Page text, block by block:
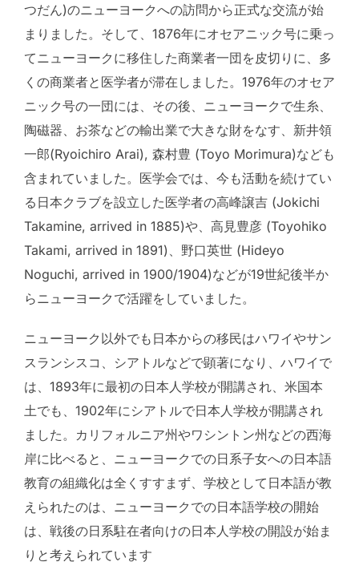
つだん)のニューヨークへの訪問から正式な交流が始
まりました。そして、1876年にオセアニック号に乗っ
てニューヨークに移住した商業者一団を皮切りに、多
くの商業者と医学者が滞在しました。1976年のオセア
ニック号の一団には、その後、ニューヨークで生糸、
陶磁器、お茶などの輸出業で大きな財をなす、新井領
一郎(Ryoichiro Arai), 森村豊 (Toyo Morimura)なども
含まれていました。医学会では、今も活動を続けてい
る日本クラブを設立した医学者の高峰譲吉 (Jokichi
Takamine, arrived in 1885)や、高見豊彦 (Toyohiko
Takami, arrived in 1891)、野口英世 (Hideyo
Noguchi, arrived in 1900/1904)などが19世紀後半か
らニューヨークで活躍をしていました。
ニューヨーク以外でも日本からの移民はハワイやサン
スランシスコ、シアトルなどで顕著になり、ハワイで
は、1893年に最初の日本人学校が開講され、米国本
土でも、1902年にシアトルで日本人学校が開講され
ました。カリフォルニア州やワシントン州などの西海
岸に比べると、ニューヨークでの日系子女への日本語
教育の組織化は全くすすまず、学校として日本語が教
えられたのは、ニューヨークでの日本語学校の開始
は、戦後の日系駐在者向けの日本人学校の開設が始ま
りと考えられています